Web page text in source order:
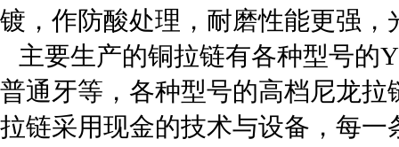
镀，作防酸处理，耐磨性能更强，
主要生产的铜拉链有各种型号的
普通牙等，各种型号的高档尼龙
拉链采用现金的技术与设备，每